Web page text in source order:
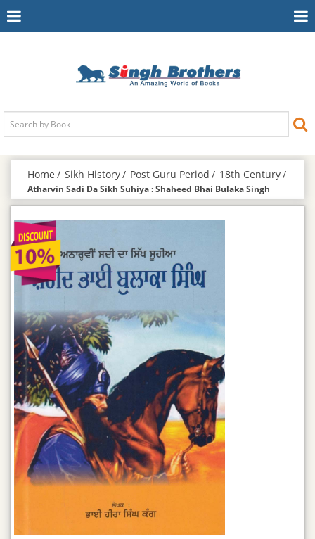
Toggle
Home Sikh History Post Guru Period 18th Century
Atharvin Sadi Da Sikh Suhiya : Shaheed Bhai Bulaka Singh